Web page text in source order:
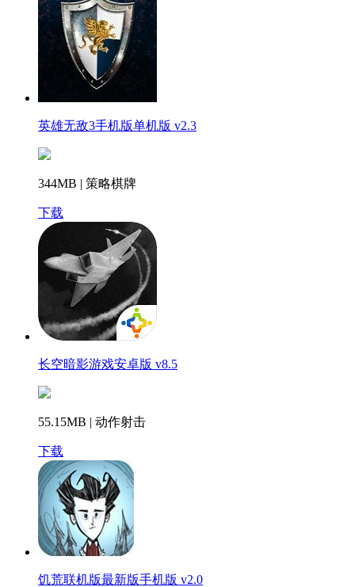
英雄无敌3手机版单机版 v2.3
344MB | 策略棋牌
下载
长空暗影游戏安卓版 v8.5
55.15MB | 动作射击
下载
饥荒联机版最新版手机版 v2.0